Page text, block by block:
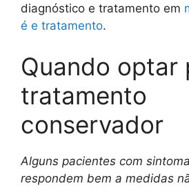
diagnóstico e tratamento em
é e tratamento.
Quando optar
tratamento
conservador
Alguns pacientes com
respondem bem a medidas